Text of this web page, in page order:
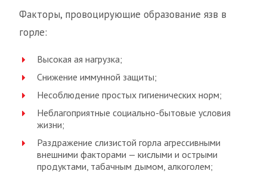
Факторы, провоцирующие образование язв в
горле:
Высокая ая нагрузка;
Снижение иммунной защиты;
Несоблюдение простых гигиенических норм;
Неблагоприятные социально-бытовые условия
жизни;
Раздражение слизистой горла агрессивными
внешними факторами — кислыми и острыми
продуктами, табачным дымом, алкоголем;